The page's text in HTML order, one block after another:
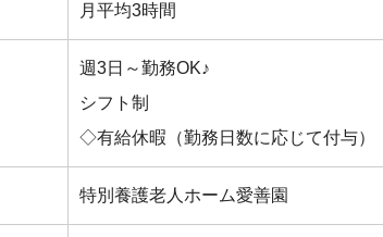
月平均3時間
週3日～勤務OK♪
シフト制
◇有給休暇（勤務日数に応じて付与）
特別養護老人ホーム愛善園